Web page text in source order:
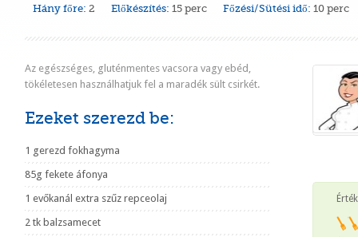
Hány főre: 2 Előkészítés: 15 perc Főzési/Sütési idő: 10 perc
Az egészséges, gluténmentes vacsora vagy ebéd ,
tökéletesen használhatjuk fel a maradék sült csirkét.
Ezeket szerezd be:
1 gerezd fokhagyma
85g fekete áfonya
1 evőkanál extra szűz repceolaj
2 tk balzsamecet